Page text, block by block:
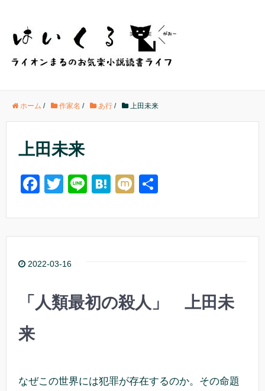
ホーム / 作家名 / あ行 / 上田未来
上田未来
F
c
e
b
o
k
T
tt
er
Li
e
H
e
n
M
2022-03-16
「人類最初の殺人」 上田未
来
なぜこの世界には犯罪が存在するのか。その命題